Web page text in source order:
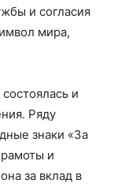
и согласия
мира,
и
Ряду
знаки «За
и
за вклад в